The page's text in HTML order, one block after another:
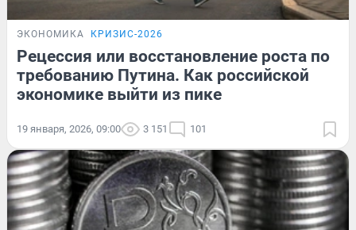
ЭКОНОМИКА КРИЗИС-2026
Рецессия или восстановление роста по
требованию Путина. Как российской
экономике выйти из пике
19 января, 2026, 09:00 3 151 101